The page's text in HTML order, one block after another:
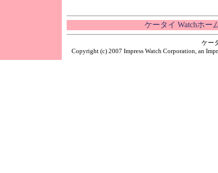
ケータイ Watchホー
ケー
Copyright (c) 2007 Impress Watch Corporation, an